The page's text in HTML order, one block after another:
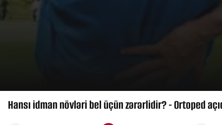
Hansı idman növləri bel üçün zərərlidir? - Ortoped